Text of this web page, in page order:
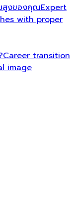
สูงของคุณExpert
with proper
Career transition
image